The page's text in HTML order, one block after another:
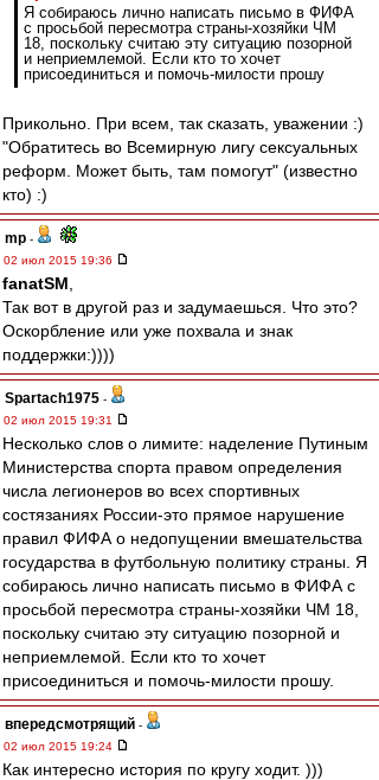
Я собираюсь лично написать письмо в ФИФА
с просьбой пересмотра страны-хозяйки ЧМ
18, поскольку считаю эту ситуацию позорной
и неприемлемой. Если кто то хочет
присоединиться и помочь-милости прошу
Прикольно. При всем, так сказать, уважении :)
"Обратитесь во Всемирную лигу сексуальных
реформ. Может быть, там помогут" (известно
кто) :)
mp -
02 июл 2015 19:36
fanatSM
Так вот в другой раз и задумаешься. Что это?
Оскорбление или уже похвала и знак
поддержки:))))
Spartach1975 -
02 июл 2015 19:31
Несколько слов о лимите: наделение Путиным
Министерства спорта правом определения
числа легионеров во всех спортивных
состязаниях России-это прямое нарушение
правил ФИФА о недопущении вмешательства
государства в футбольную политику страны. Я
собираюсь лично написать письмо в ФИФА с
просьбой пересмотра страны-хозяйки ЧМ 18,
поскольку считаю эту ситуацию позорной и
неприемлемой. Если кто то хочет
присоединиться и помочь-милости прошу.
впередсмотрящий -
02 июл 2015 19:24
Как интересно история по кругу ходит. )))